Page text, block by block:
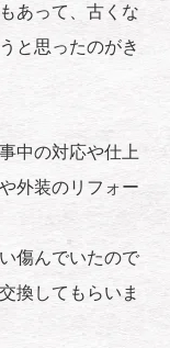
あって、古くな
と思ったのがき
中の対応や仕上
外装のリフォー
傷んでいたので
換してもらいま